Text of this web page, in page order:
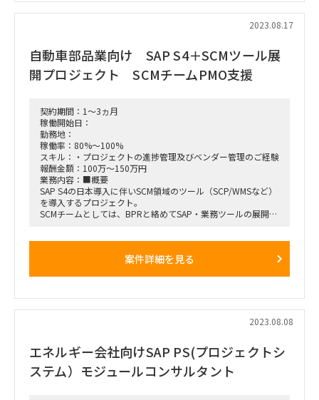
【勤務地】都内(PJ立ち上がり時は出社、その後PJ状況に応じ
2023.08.17
自動車部品業向け SAP S4＋SCMツール展
開プロジェクト SCMチームPMO支援
契約期間：1～3ヵ月
稼働開始日：
勤務地：
稼働率：80%～100%
スキル：・プロジェクトの進捗管理及びベンダー管理のご経験
報酬金額：100万～150万円
業務内容：■概要
SAP S4の日本導入に伴いSCM領域のツール（SCP/WMSなど）
を導入するプロジェクト。
SCMチームとしては、BPRと絡めてSAP・業務ツールの展開を
■場所
神戸か都内（オンサイト比率は週1日、或いは隔週で1～2日
程度となるかも）
案件詳細を見る
2023.08.08
エネルギー会社向けSAP PS(プロジェクトシ
ステム）モジュールコンサルタント